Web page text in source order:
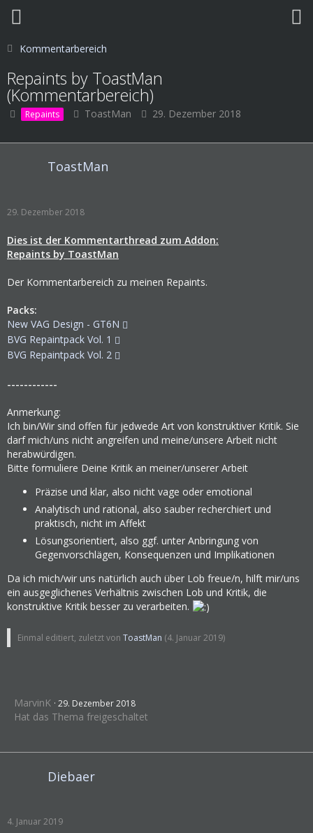
Kommentarbereich
Repaints by ToastMan
(Kommentarbereich)
Repaints ToastMan 29. Dezember 2018
ToastMan
29. Dezember 2018
Dies ist der Kommentarthread zum Addon:
Repaints by ToastMan
Der Kommentarbereich zu meinen Repaints.
Packs:
New VAG Design - GT6N
BVG Repaintpack Vol. 1
BVG Repaintpack Vol. 2
------------
Anmerkung:
Ich bin/Wir sind offen für jedwede Art von konstruktiver Kritik. Sie
darf mich/uns nicht angreifen und meine/unsere Arbeit nicht
herabwürdigen.
Bitte formuliere Deine Kritik an meiner/unserer Arbeit
Präzise und klar, also nicht vage oder emotional
Analytisch und rational, also sauber recherchiert und
praktisch, nicht im Affekt
Lösungsorientiert, also ggf. unter Anbringung von
Gegenvorschlägen, Konsequenzen und Implikationen
Da ich mich/wir uns natürlich auch über Lob freue/n, hilft mir/uns
ein ausgeglichenes Verhältnis zwischen Lob und Kritik, die
konstruktive Kritik besser zu verarbeiten.
Einmal editiert, zuletzt von ToastMan (4. Januar 2019)
MarvinK 29. Dezember 2018
Hat das Thema freigeschaltet
Diebaer
4. Januar 2019